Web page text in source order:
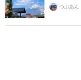
つぶあん